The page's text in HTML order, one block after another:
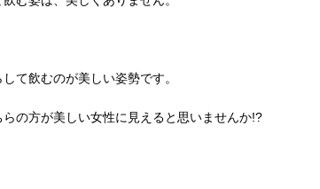
て飲むのが美しい姿勢です。
の方が美しい女性に見えると思いませんか!?